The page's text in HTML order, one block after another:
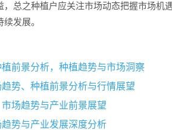
总之种植户应关注市场动态把握市场机
发展。
前景分析，种植趋势与市场洞察
势、种植前景分析与行情展望
场趋势与产业前景展望
势与产业发展深度分析